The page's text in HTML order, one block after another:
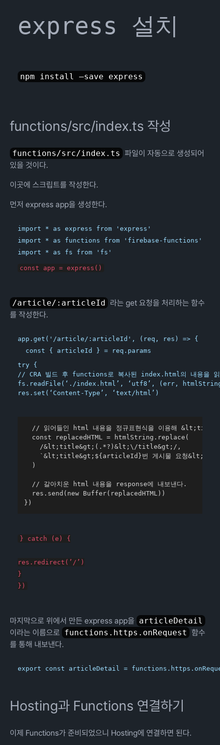
express 설치
functions/src/index.ts 작성
functions/src/index.ts 파일이 자동으로 생성되어
있을 것이다.
이곳에 스크립트를 작성한다.
먼저 express app을 생성한다.
import * as express from 'express'
import * as functions from 'firebase-functions'
/article/:articleId
라는 get 요청을 처리하는 함수
를 작성한다.
app.get('/article/:articleId', (req, res) => {
try {
// CRA 빌드 후 functions로 복사된 index.html의 내용을 읽
fs.readFile(‘./index.html’, ‘utf8’, (err,
res.set(‘Content-Type’, ‘text/html’)
// 읽어들인 html 내용을 정규표현식을 이용해
  const replacedHTML = htmlString.replace(
    /&lt;title&gt;(.*?)&lt;\/title&gt;/,
`&lt;title&gt;${articleId}번 게시물 요청&lt;/
  )
  // 갈아치운 html 내용을 response에 내보낸다.
  res.send(new Buffer(replacedHTML))
})
} catch (e) {
res.redirect(’/’)
}
마지막으로 위에서 만든 express app을 articleDetail
이라는 이름으로 functions.https.onRequest 함수
를 통해 내보낸다.
Hosting과 Functions 연결하기
이제 Functions가 준비되었으니 Hosting에 연결하면 된다.